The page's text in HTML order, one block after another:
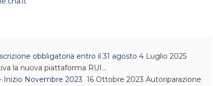
obbligatoria entro il 31 agosto 4 Luglio 2025
la nuova piattaforma RUI…
Inizio Novembre 2023 16 Ottobre 2023 Autoriparazione